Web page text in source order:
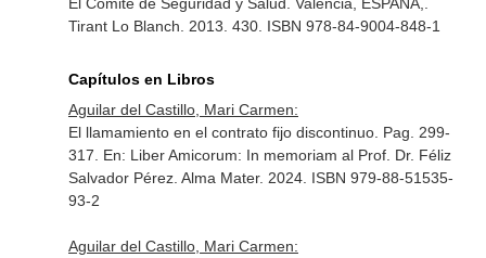
Tirant Lo Blanch. 2013. 430. ISBN 978-84-9004-848-1
Capítulos en Libros
Aguilar del Castillo, Mari Carmen:
El llamamiento en el contrato fijo discontinuo. Pag. 299-
317. En: Liber Amicorum: In memoriam al Prof. Dr. Féliz
Salvador Pérez. Alma Mater. 2024. ISBN 979-88-51535-
93-2
Aguilar del Castillo, Mari Carmen: